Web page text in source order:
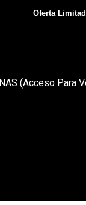
Oferta
(acceso Para